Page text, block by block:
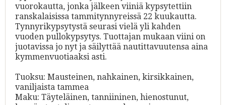
vuorokautta, jonka jälkeen viiniä kypsytettiin
ranskalaisissa tammitynnyreissä 22 kuukautta.
Tynnyrikypsytystä seurasi vielä yli kahden
vuoden pullokypsytys. Tuottajan mukaan viini on
juotavissa jo nyt ja säilyttää nautittavuutensa aina
kymmenvuotiaaksi asti.
Tuoksu: Mausteinen, nahkainen, kirsikkainen,
vaniljaista tammea
Maku: Täyteläinen, tanniininen, hienostunut,